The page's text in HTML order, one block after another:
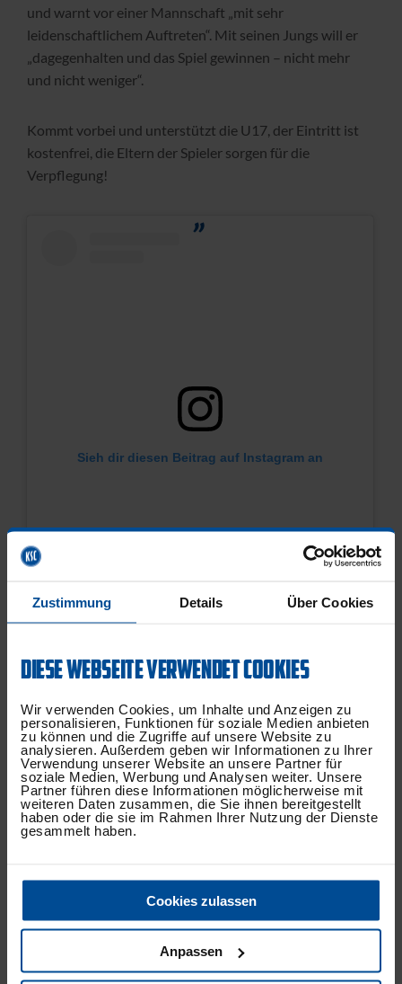
Zustimmung Details Über Cookies
DIESE WEBSEITE VERWENDET COOKIES
Wir verwenden Cookies, um Inhalte und Anzeigen zu
personalisieren, Funktionen für soziale Medien anbieten
zu können und die Zugriffe auf unsere Website zu
analysieren. Außerdem geben wir Informationen zu Ihrer
Verwendung unserer Website an unsere Partner für
soziale Medien, Werbung und Analysen weiter. Unsere
Partner führen diese Informationen möglicherweise mit
weiteren Daten zusammen, die Sie ihnen bereitgestellt
haben oder die sie im Rahmen Ihrer Nutzung der Dienste
gesammelt haben.
Cookies zulassen
Anpassen
und warnt vor einer Mannschaft „mit sehr
leidenschaftlichem Auftreten“. Mit seinen Jungs will er
„dagegenhalten und das Spiel gewinnen – nicht mehr
und nicht weniger“.
Kommt vorbei und unterstützt die U17, der Eintritt ist
kostenfrei, die Eltern der Spieler sorgen für die
Verpflegung!
Sieh dir diesen Beitrag auf Instagram an
Ein Beitrag geteilt von KSC grenke aKAdemie
BEITRAG TEILEN: